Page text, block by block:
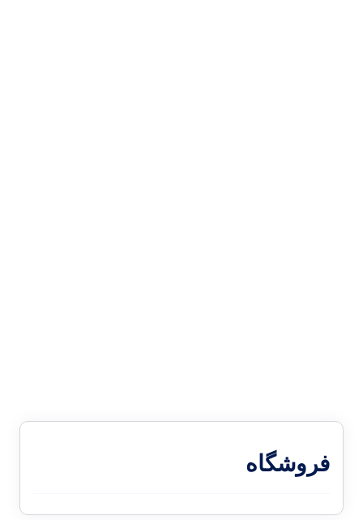
فروشگاه